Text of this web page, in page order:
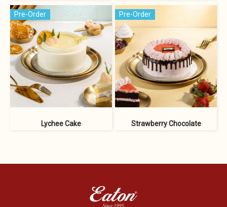
Pre-Order
Lychee Cake
Pre-Order
Strawberry Chocolate